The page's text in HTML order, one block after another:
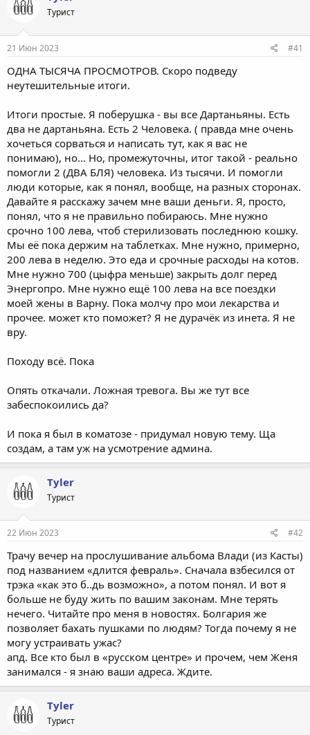
Турист
21 Июн 2023 #41
ОДНА ТЫСЯЧА ПРОСМОТРОВ. Скоро подведу
неутешительные итоги.
Итоги простые. Я поберушка - вы все Дартаньяны. Есть
два не дартаньяна. Есть 2 Человека. ( правда мне очень
хочеться сорваться и написать тут, как я вас не
понимаю), но… Но, промежуточны, итог такой - реально
помогли 2 (ДВА БЛЯ) человека. Из тысячи. И помогли
люди которые, как я понял, вообще, на разных сторонах.
Давайте я расскажу зачем мне ваши деньги. Я, просто,
понял, что я не правильно побираюсь. Мне нужно
срочно 100 лева, чтоб стерилизовать последнюю кошку.
Мы её пока держим на таблетках. Мне нужно, примерно,
200 лева в неделю. Это еда и срочные расходы на котов.
Мне нужно 700 (цыфра меньше) закрыть долг перед
Энергопро. Мне нужно ещё 100 лева на все поездки
моей жены в Варну. Пока молчу про мои лекарства и
прочее. может кто поможет? Я не дурачёк из инета. Я не
вру.
Походу всё. Пока
Опять откачали. Ложная тревога. Вы же тут все
забеспокоились да?
И пока я был в коматозе - придумал новую тему. Ща
создам, а там уж на усмотрение админа.
Tyler
Турист
22 Июн 2023 #42
Трачу вечер на прослушивание альбома Влади (из Касты)
под названием «длится февраль». Сначала взбесился от
трэка «как это б..дь возможно», а потом понял. И вот я
больше не буду жить по вашим законам. Мне терять
нечего. Читайте про меня в новостях. Болгария же
позволяет бахать пушками по людям? Тогда почему я не
могу устраивать ужас?
апд. Все кто был в «русском центре» и прочем, чем Женя
занимался - я знаю ваши адреса. Ждите.
Tyler
Турист